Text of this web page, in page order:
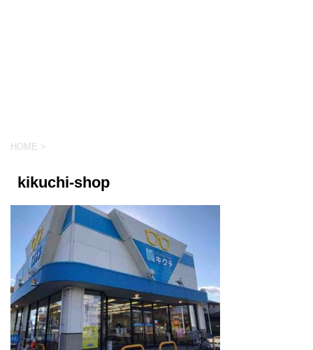
HOME >
kikuchi-shop